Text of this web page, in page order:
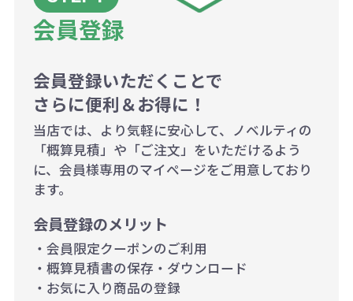
商品や印刷方法によって異なります
ので、予めご了承ください。
例：200個未満（1式：18,000円）
200個~499個の場合：42円（1個
当たり）
500個~999個の場合：35円（1個
1,000個以上：28円（1個当た
り）
会員登録
会員登録いただくことで
さらに便利＆お得に！
当店では、より気軽に安心して、ノベルティの
「概算見積」や「ご注文」をいただけるよう
に、会員様専用のマイページをご用意しており
ます。
会員登録のメリット
・会員限定クーポンのご利用
・概算見積書の保存・ダウンロード
・お気に入り商品の登録